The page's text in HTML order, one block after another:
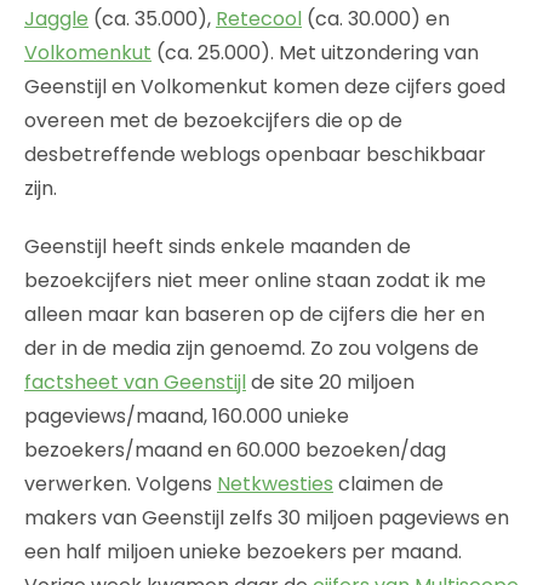
Jaggle (ca. 35.000), Retecool (ca. 30.000) en
Volkomenkut (ca. 25.000). Met uitzondering van
Geenstijl en Volkomenkut komen deze cijfers goed
overeen met de bezoekcijfers die op de
desbetreffende weblogs openbaar beschikbaar
zijn.
Geenstijl heeft sinds enkele maanden de
bezoekcijfers niet meer online staan zodat ik me
alleen maar kan baseren op de cijfers die her en
der in de media zijn genoemd. Zo zou volgens de
factsheet van Geenstijlde site 20 miljoen
pageviews/maand, 160.000 unieke
bezoekers/maand en 60.000 bezoeken/dag
verwerken. Volgens Netkwesties claimen de
makers van Geenstijl zelfs 30 miljoen pageviews en
een half miljoen unieke bezoekers per maand.